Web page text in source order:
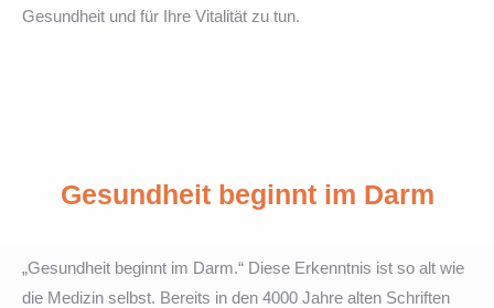
Gesundheit und für Ihre Vitalität zu tun.
Gesundheit beginnt im Darm
„Gesundheit beginnt im Darm.“ Diese Erkenntnis ist so alt wie
die Medizin selbst. Bereits in den 4000 Jahre alten Schriften